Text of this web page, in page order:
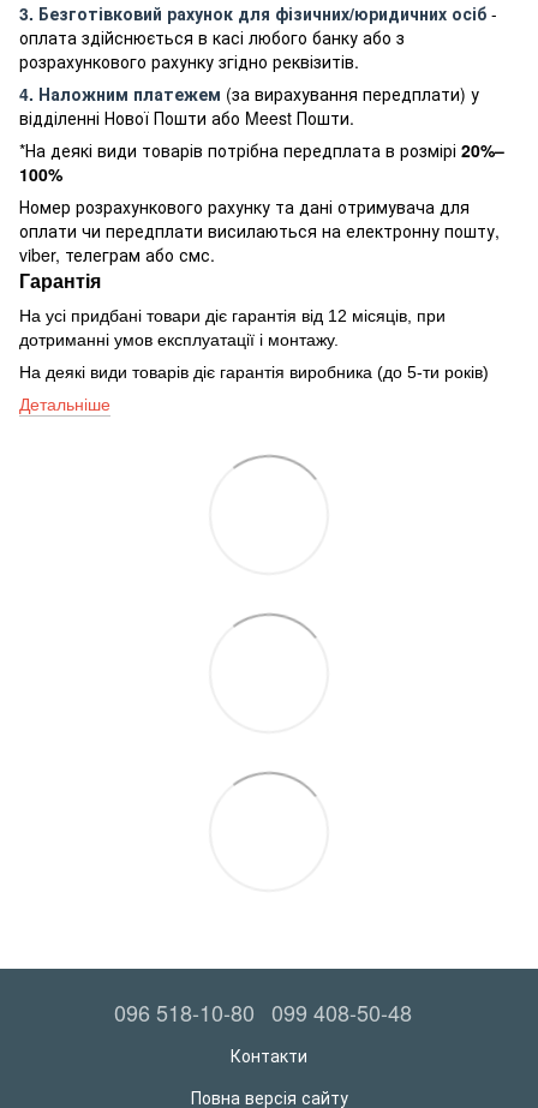
3. Безготівковий рахунок для фізичних/юридичних осіб -
оплата здійснюється в касі любого банку або з
розрахункового рахунку згідно реквізитів.
4. Наложним платежем (за вирахування передплати) у
відділенні Нової Пошти або Meest Пошти.
*На деякі види товарів потрібна передплата в розмірі 20%–
100%
Номер розрахункового рахунку та дані отримувача для
оплати чи передплати висилаються на електронну пошту,
viber, телеграм або смс.
Гарантія
На усі придбані товари діє гарантія від 12 місяців, при
дотриманні умов експлуатації і монтажу.
На деякі види товарів діє гарантія виробника (до 5-ти років)
Детальніше
096 518-10-80 099 408-50-48
Контакти
Повна версія сайту